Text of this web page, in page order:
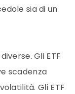
sia di un
Gli ETF
scadenza
Gli ETF